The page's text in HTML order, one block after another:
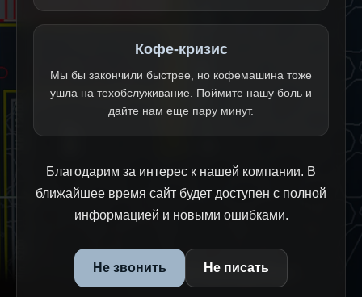
Кофе-кризис
Мы бы закончили быстрее, но кофемашина тоже
ушла на техобслуживание. Поймите нашу боль и
дайте нам еще пару минут.
Благодарим за интерес к нашей компании. В
ближайшее время сайт будет доступен с полной
информацией и новыми ошибками.
Не звонить Не писать